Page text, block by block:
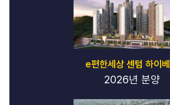
e편한세상 센텀 하이
2026년 분양